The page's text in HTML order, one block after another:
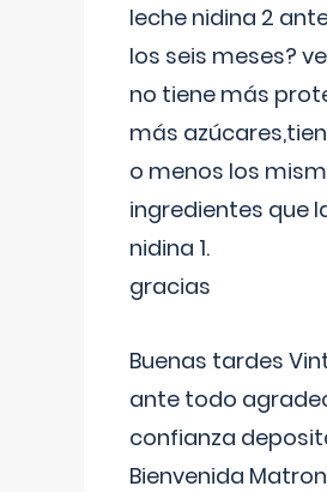
leche nidina 2
los seis meses?
no tiene más
más
o menos los
ingredientes que
nidina 1.
gracias
Buenas tardes
ante todo
confianza
Bienvenida